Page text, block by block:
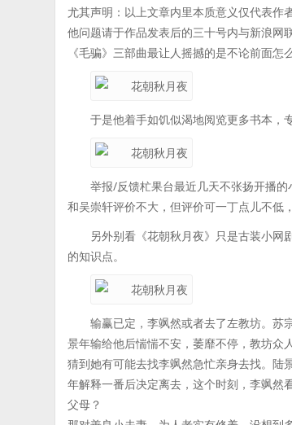
尤其声明：以上文章内里本质意义仅代表
他问题请于作品发表后的三十号内与新浪网联
《毛骗》三部曲最让人摇撼的是不论前面
于是他着手如饥似渴地阅览更多书本，
举报/反馈杧果台最近几天不张扬开播
和吴崇轩评价不大，但评价可一丁点儿不低
另外别看《花朝秋月夜》只是古装小
的知识点。
输赢已定，李飒然或者去了左教坊。苏
景年输给他后惴惴不安，萎靡不停，教坊众
猜到她有可能去找李飒然急忙亲身去找。陆
年解释一番后决定离去，这个时刻，李飒然
父母？